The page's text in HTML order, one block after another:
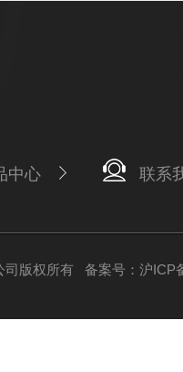
中心 联系
司版权所有 备案号：沪ICP